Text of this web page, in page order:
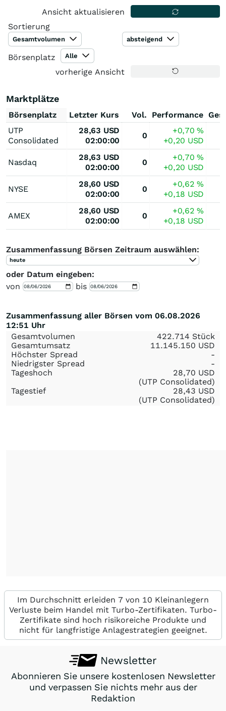
Ansicht aktualisieren
Sortierung
Gesamtvolumen absteigend
Börsenplatz Alle
vorherige Ansicht
Marktplätze
Börsenplatz Letzter Kurs Vol. Performance
UTP
Consolidated
28,63 USD
02:00:00
0
+0,70%
+0,20 USD
Nasdaq
28,63 USD
02:00:00
0
+0,70%
+0,20 USD
NYSE
28,60 USD
02:00:00
0
+0,62%
+0,18 USD
AMEX
28,60 USD
02:00:00
0
+0,62%
+0,18 USD
Zusammenfassung Börsen Zeitraum auswählen:
heute
oder Datum eingeben:
von
bis
Zusammenfassung aller Börsen vom 06.08.2026
12:51 Uhr
Gesamtvolumen
422.714 Stück
Gesamtumsatz
11.145.150 USD
Höchster Spread
-
Niedrigster Spread
-
Tageshoch
28,70 USD
(UTP Consolidated)
Tagestief
28,43 USD
(UTP Consolidated)
Im Durchschnitt erleiden 7 von 10 Kleinanlegern
Verluste beim Handel mit Turbo-Zertifikaten. Turbo-
Zertifikate sind hoch risikoreiche Produkte und
nicht für langfristige Anlagestrategien geeignet.
Newsletter
Abonnieren Sie unsere kostenlosen Newsletter
und verpassen Sie nichts mehr aus der
Redaktion